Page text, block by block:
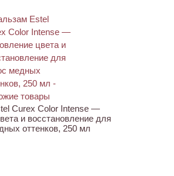
Curex Color Intense —
и восстановление для
оттенков, 250 мл